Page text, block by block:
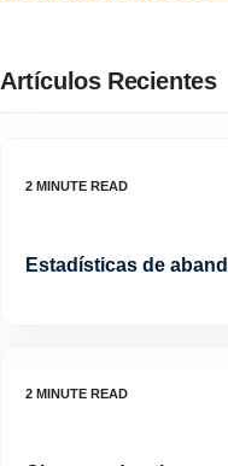
Artículos Recientes
Estadísticas de